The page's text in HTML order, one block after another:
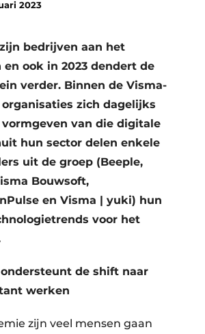
2023
bedrijven aan het
ook in 2023 dendert de
verder. Binnen de Visma-
zich dagelijks
van die digitale
hun sector delen enkele
uit de groep (Beeple,
Bouwsoft,
en Visma | yuki) hun
voor het
ondersteunt de shift naar
werken
zijn veel mensen gaan